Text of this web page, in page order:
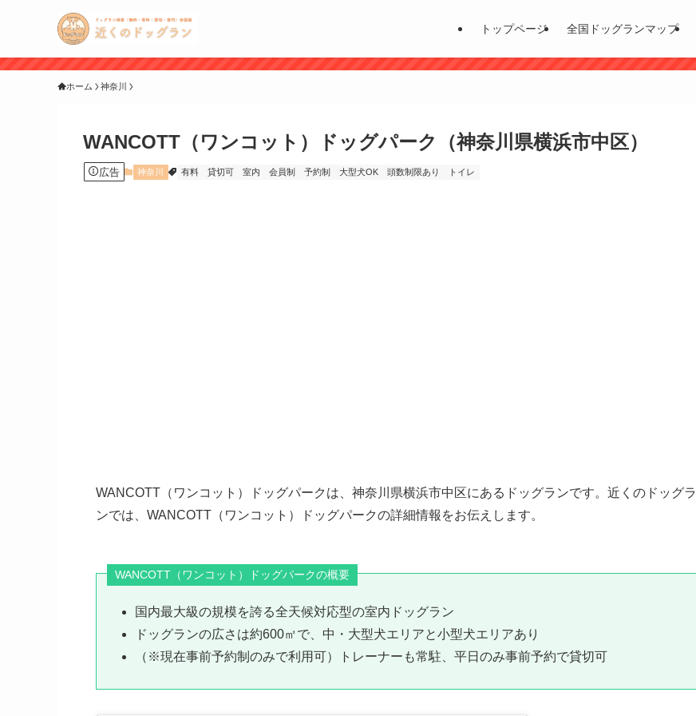
トップページ 全国ドッグランマップ
ホーム 神奈川
WANCOTT（ワンコット）ドッグパーク（神奈川県横浜市中区）
広告 神奈川 有料 貸切可 室内 会員制 予約制 大型犬OK 頭数制限あり トイレ
WANCOTT（ワンコット）ドッグパークは、神奈川県横浜市中区にあるドッグランです。近くのドッグラ
ンでは、WANCOTT（ワンコット）ドッグパークの詳細情報をお伝えします。
WANCOTT（ワンコット）ドッグパークの概要
国内最大級の規模を誇る全天候対応型の室内ドッグラン
ドッグランの広さは約600㎡で、中・大型犬エリアと小型犬エリアあり
（※現在事前予約制のみで利用可）トレーナーも常駐、平日のみ事前予約で貸切可